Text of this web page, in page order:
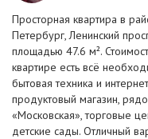
Просторная квартира в
Петербург, Ленинский
площадью 47.6 м².
квартире есть всё
бытовая техника и
продуктовый магазин,
«Московская», торговые
детские сады. Отличный